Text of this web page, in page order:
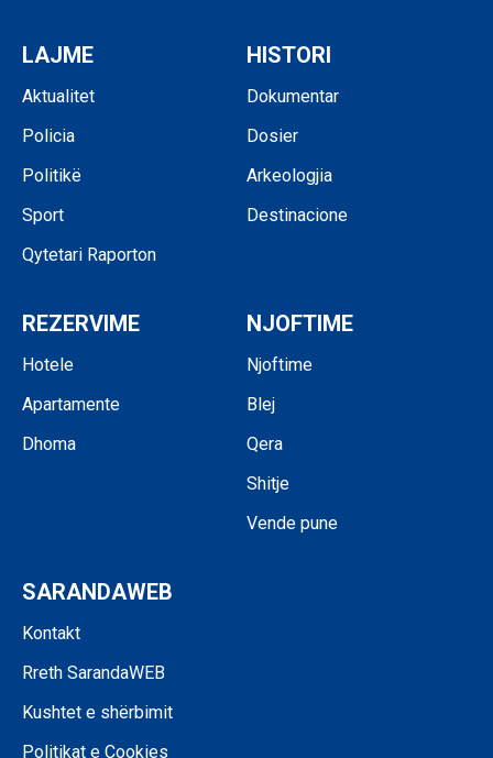
LAJME
Aktualitet
Policia
Politikë
Sport
Qytetari Raporton
HISTORI
Dokumentar
Dosier
Arkeologjia
Destinacione
REZERVIME
Hotele
Apartamente
Dhoma
NJOFTIME
Njoftime
Blej
Qera
Shitje
Vende pune
SARANDAWEB
Kontakt
Rreth SarandaWEB
Kushtet e shërbimit
Politikat e Cookies